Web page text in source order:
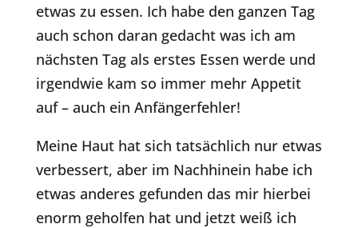
etwas zu essen. Ich habe den ganzen Tag
auch schon daran gedacht was ich am
nächsten Tag als erstes Essen werde und
irgendwie kam so immer mehr Appetit
auf – auch ein Anfängerfehler!
Meine Haut hat sich tatsächlich nur etwas
verbessert, aber im Nachhinein habe ich
etwas anderes gefunden das mir hierbei
enorm geholfen hat und jetzt weiß ich